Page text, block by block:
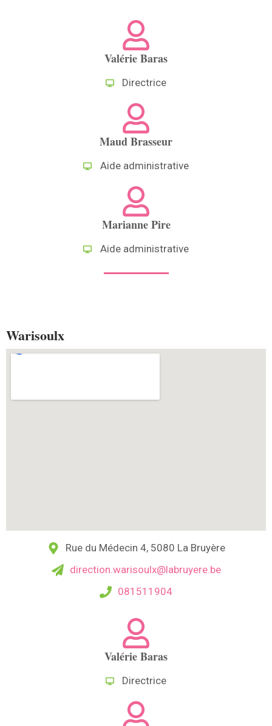
Valérie Baras
Directrice
Maud Brasseur
Aide administrative
Marianne Pire
Aide administrative
Warisoulx
Rue du Médecin 4, 5080 La Bruyère
direction.warisoulx@labruyere.be
081511904
Valérie Baras
Directrice